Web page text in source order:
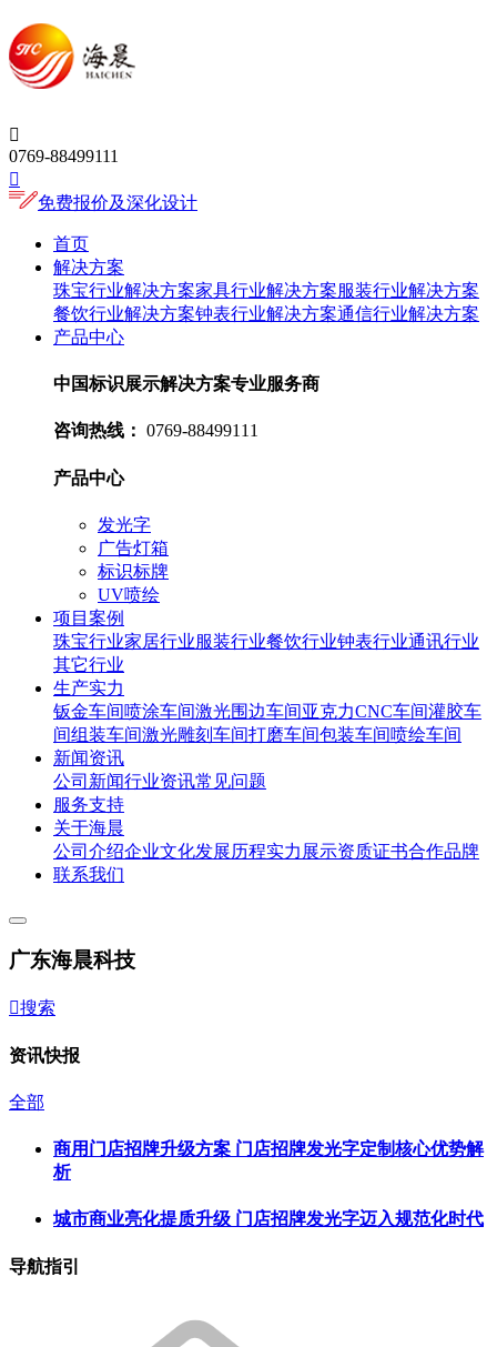

0769-88499111

免费报价及深化设计
首页
解决方案
珠宝行业解决方案家具行业解决方案服装行业解决方案
餐饮行业解决方案钟表行业解决方案通信行业解决方案
产品中心
中国标识展示解决方案专业服务商
咨询热线： 0769-88499111
产品中心
发光字
广告灯箱
标识标牌
UV喷绘
项目案例
珠宝行业家居行业服装行业餐饮行业钟表行业通讯行业
其它行业
生产实力
钣金车间喷涂车间激光围边车间亚克力CNC车间灌胶车
间组装车间激光雕刻车间打磨车间包装车间喷绘车间
新闻资讯
公司新闻行业资讯常见问题
服务支持
关于海晨
公司介绍企业文化发展历程实力展示资质证书合作品牌
联系我们
广东海晨科技
搜索
资讯快报
全部
商用门店招牌升级方案 门店招牌发光字定制核心优势解
析
城市商业亮化提质升级 门店招牌发光字迈入规范化时代
导航指引